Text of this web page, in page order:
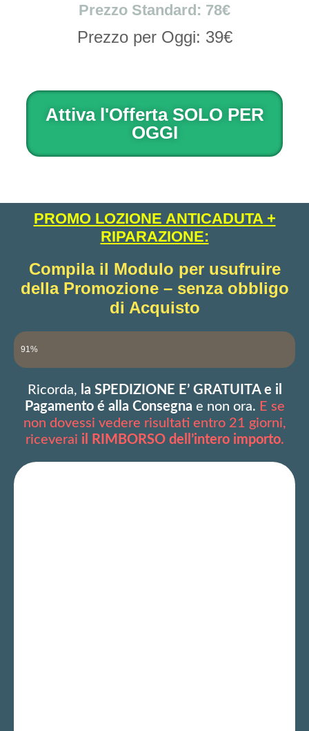
Prezzo Standard: 78€
Prezzo per Oggi: 39€
Attiva l'Offerta SOLO PER
OGGI
PROMO LOZIONE ANTICADUTA +
RIPARAZIONE:
Compila il Modulo per usufruire
della Promozione – senza obbligo
di Acquisto
Esaurimento Scorte in Magazzino
91%
Ricorda, la SPEDIZIONE E’ GRATUITA e il
Pagamento é alla Consegna e non ora. E se
non dovessi vedere risultati entro 21 giorni,
riceverai il RIMBORSO dell’intero importo.